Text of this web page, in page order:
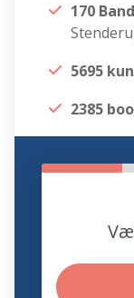
170
5695
2385